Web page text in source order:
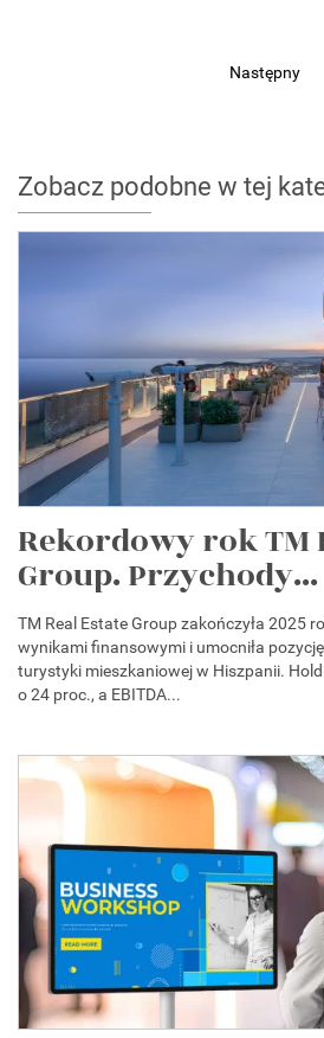
Następny
Zobacz podobne w tej
Rekordowy rok TM
Group. Przychody...
TM Real Estate Group zakończyła 2025
wynikami finansowymi i umocniła
turystyki mieszkaniowej w Hiszpanii.
o 24 proc., a EBITDA...